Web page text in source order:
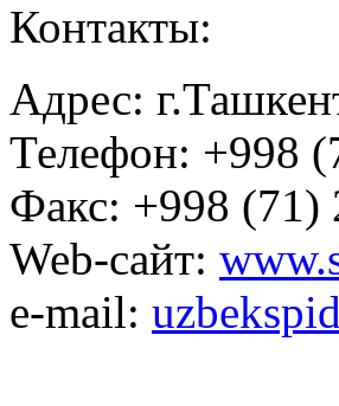
Контакты:
Адрес:
Телефон: +998
Факс: +998 (71)
Web-сайт:
e-mail: